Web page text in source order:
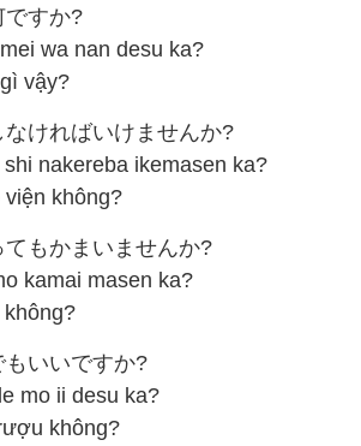
ですか?
wa nan desu ka?
vậy?
ければいけませんか?
nakereba ikemasen ka?
không?
もかまいませんか?
kamai masen ka?
いいですか?
mo ii desu ka?
không?